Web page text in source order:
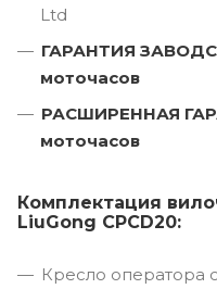
Ltd
ГАРАНТИЯ
моточасов
РАСШИРЕННАЯ
моточасов
Комплектация
LiuGong CPCD20:
Кресло оператора